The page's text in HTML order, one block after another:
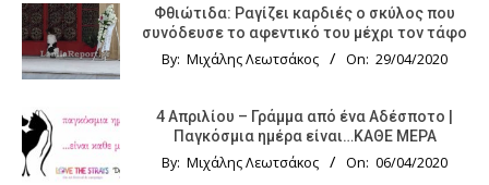
Φθιώτιδα: Ραγίζει καρδιές ο σκύλος που
συνόδευσε το αφεντικό του μέχρι τον τάφο
By: Μιχάλης Λεωτσάκος On: 29/04/2020
4 Απριλίου – Γράμμα από ένα Αδέσποτο |
Παγκόσμια ημέρα είναι…ΚΑΘΕ ΜΕΡΑ
By: Μιχάλης Λεωτσάκος On: 06/04/2020